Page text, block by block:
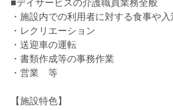
■デイサービスの介護職員業務全般
・施設内での利用者に対する食事や
・レクリエーション
・送迎車の運転
・書類作成等の事務作業
・営業 等
【施設特色】